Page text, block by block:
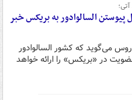
پیوستن السالوادور به بریکس خبر
می‌گوید که کشور السالوادور
در «بریکس» را ارائه خواهد